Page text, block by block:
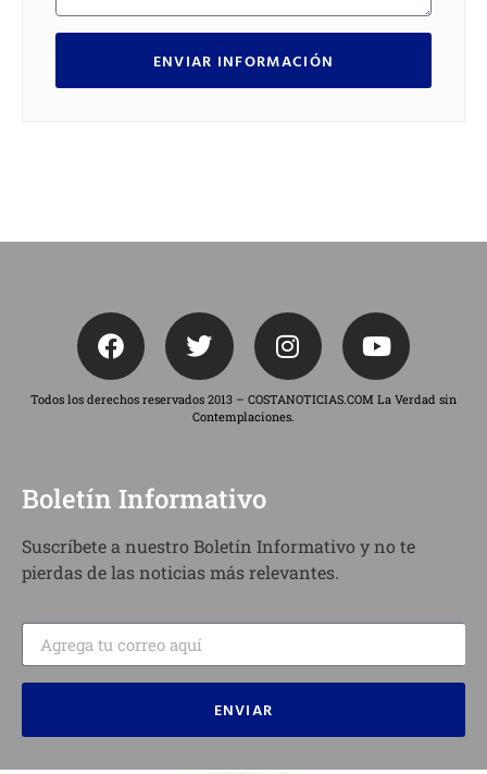
ENVIAR INFORMACIÓN
Todos los derechos reservados 2013 – COSTANOTICIAS.COM La Verdad sin
Contemplaciones.
Boletín Informativo
Suscríbete a nuestro Boletín Informativo y no te
pierdas de las noticias más relevantes.
ENVIAR